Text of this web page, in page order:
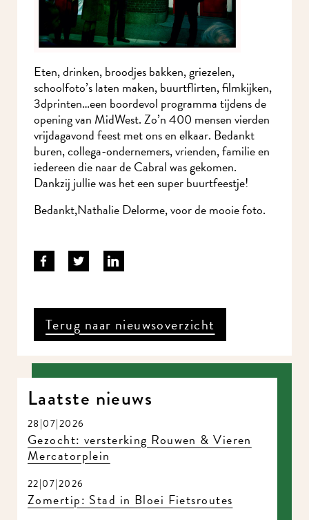
Eten, drinken, broodjes bakken, griezelen,
schoolfoto’s laten maken, buurtflirten, filmkijken,
3dprinten…een boordevol programma tijdens de
opening van MidWest. Zo’n 400 mensen vierden
vrijdagavond feest met ons en elkaar. Bedankt
buren, collega-ondernemers, vrienden, familie en
iedereen die naar de Cabral was gekomen.
Dankzij jullie was het een super buurtfeestje!
Bedankt,Nathalie Delorme, voor de mooie foto.
Terug naar nieuwsoverzicht
Laatste nieuws
28|07|2026
Gezocht: versterking Rouwen & Vieren
Mercatorplein
22|07|2026
Zomertip: Stad in Bloei Fietsroutes